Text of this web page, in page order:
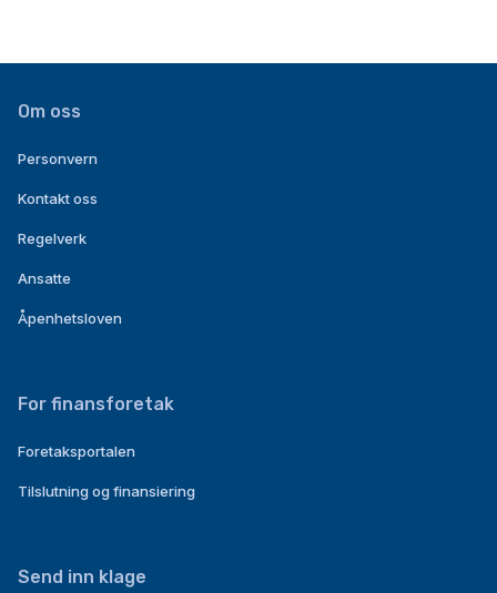
Om oss
Personvern
Kontakt oss
Regelverk
Ansatte
Åpenhetsloven
For finansforetak
Foretaksportalen
Tilslutning og finansiering
Send inn klage